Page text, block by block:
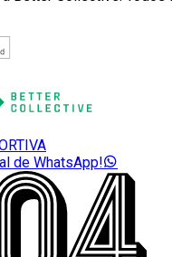
de WhatsApp!